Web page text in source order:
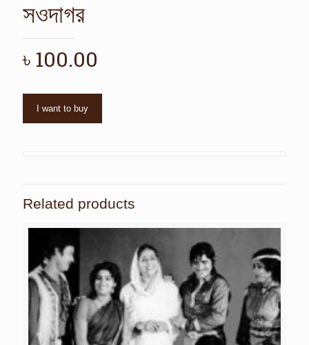
সওদাগর
৳ 100.00
I want to buy
Related products